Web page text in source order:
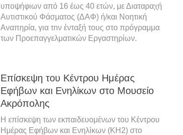
υποψήφιων από 16 έως 40 ετών, με Διαταραχή
Αυτιστικού Φάσματος (ΔΑΦ) ή/και Νοητική
Αναπηρία, για τnν ένταξή τους στο πρόγραμμα
των Προεπαγγελματικών Εργαστηρίων.
Επίσκεψη του Κέντρου Ημέρας
Εφήβων και Ενηλίκων στο Μουσείο
Ακρόπολης
Η επίσκεψη των εκπαιδευομένων του Κέντρου
Ημέρας Εφήβων και Ενηλίκων (ΚΗ2) στο